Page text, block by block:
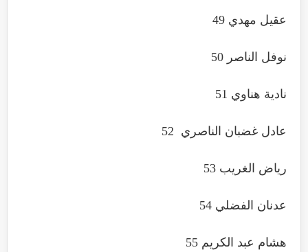
عقيل مهدي 49
نوفل الناصر 50
نادية هناوي 51
عادل غضبان الناصري 52
رياض الغريب 53
عدنان الفضلي 54
هشام عبد الكريم 55